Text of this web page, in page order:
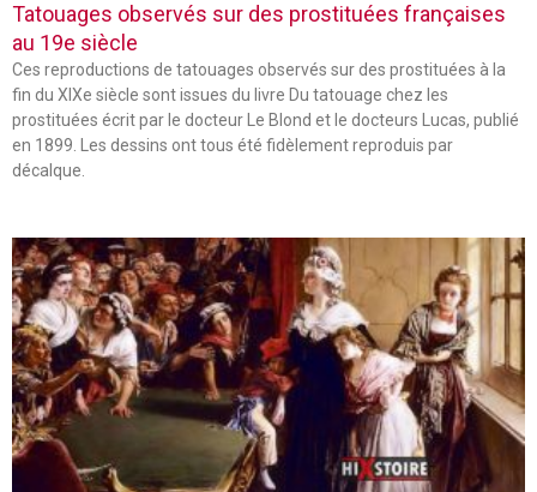
Tatouages observés sur des prostituées françaises
au 19e siècle
Ces reproductions de tatouages observés sur des prostituées à la
fin du XIXe siècle sont issues du livre Du tatouage chez les
prostituées écrit par le docteur Le Blond et le docteurs Lucas, publié
en 1899. Les dessins ont tous été fidèlement reproduis par
décalque.